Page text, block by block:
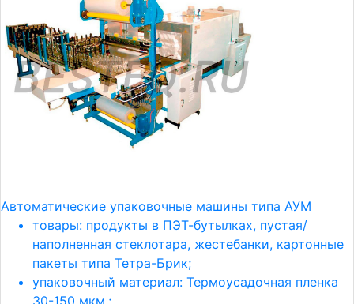
Автоматические упаковочные машины типа АУМ
товары: продукты в ПЭТ-бутылках, пустая/
наполненная стеклотара, жестебанки, картонные
пакеты типа Тетра-Брик;
упаковочный материал: Термоусадочная пленка
30-150 мкм.;